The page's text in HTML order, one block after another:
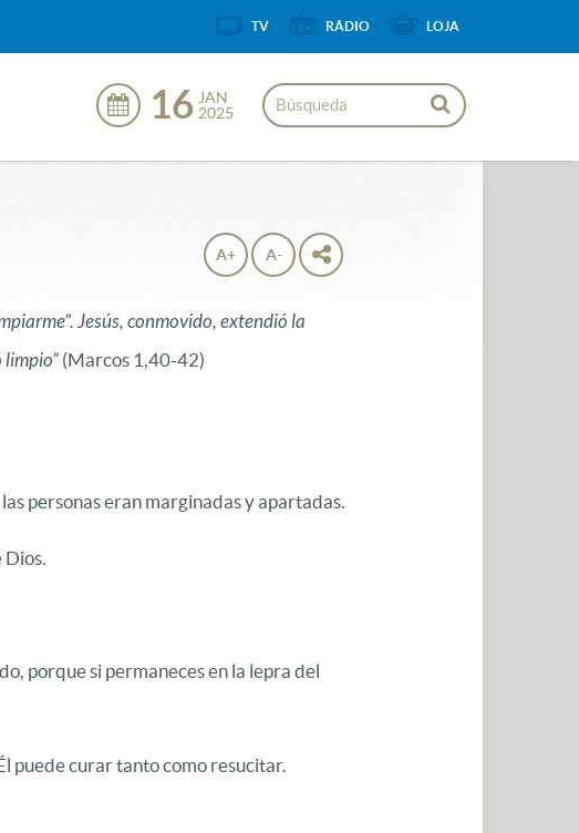
16 JAN
2025
A+ A-
Jesús, conmovido, extendió la
limpio”(Marcos 1,40-42)
personas eran marginadas y apartadas.
Dios.
porque si permaneces en la lepra del
puede curar tanto como resucitar.
TV RÁDIO LOJA